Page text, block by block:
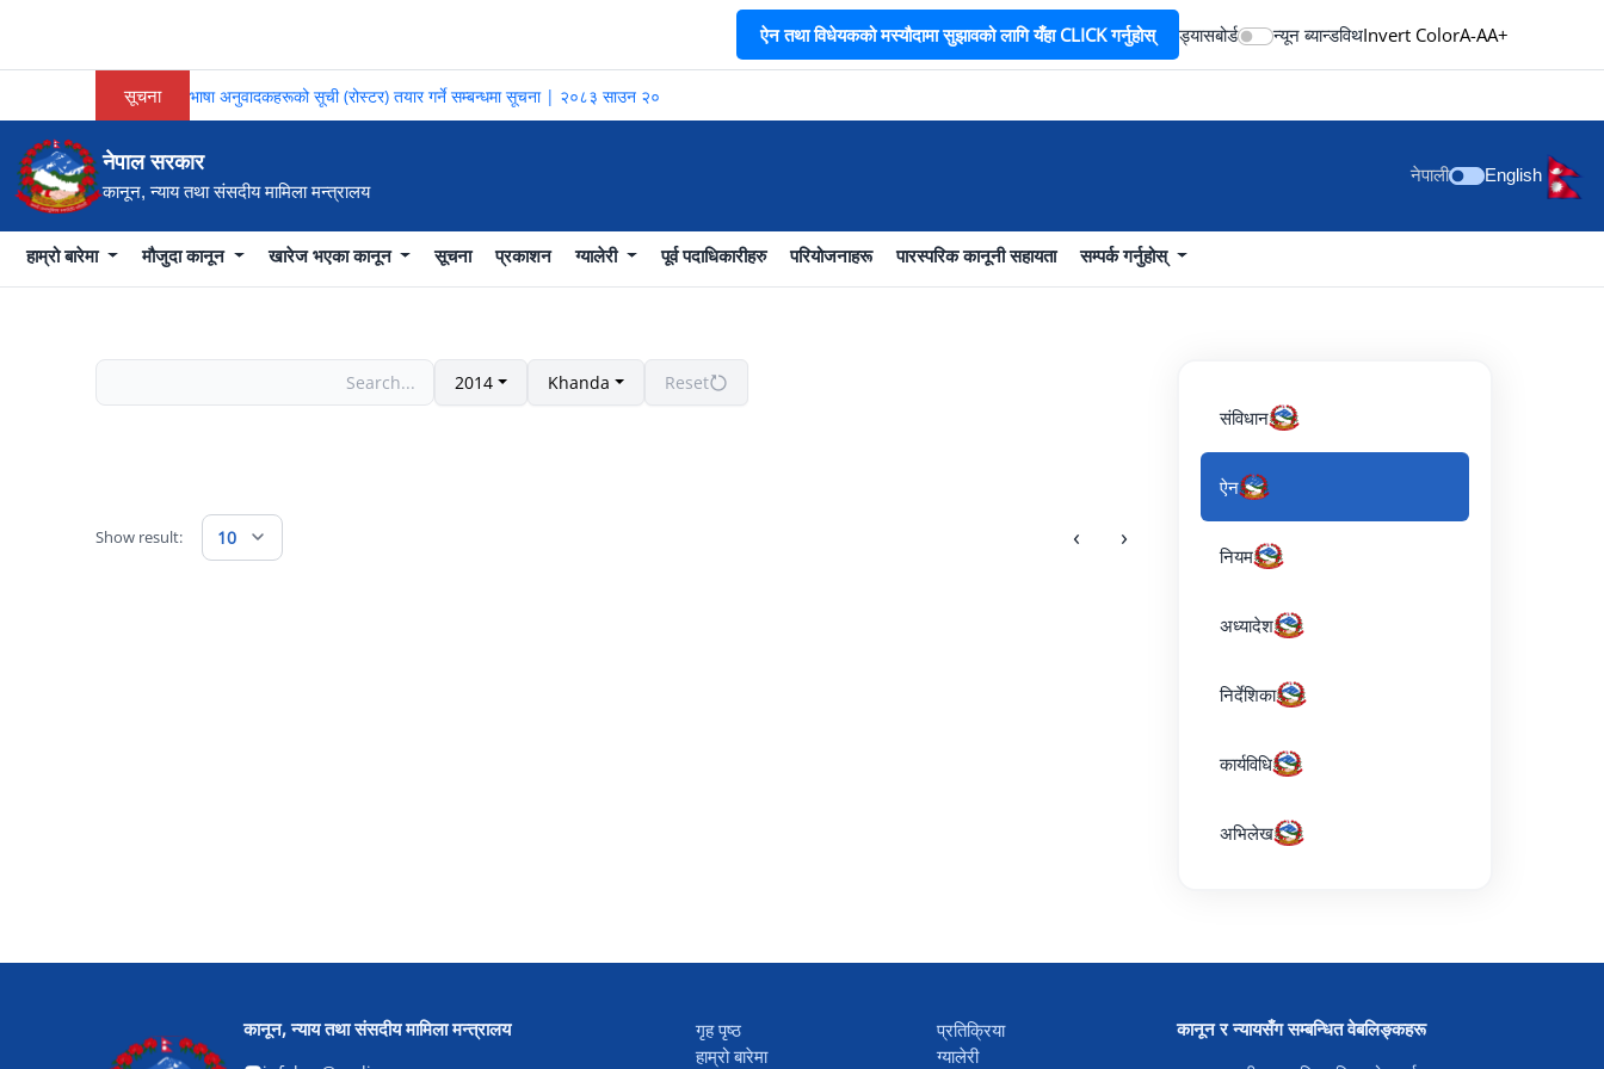
ऐन तथा विधेयकको मस्यौदामा सुझावको लागि यँहा CLICK गर्नुहोस् ड्यासबोर्ड न्यून ब्यान्डविथInvert ColorA-AA+
सूचना भाषा अनुवादकहरूको सूची (रोस्टर) तयार गर्ने सम्बन्धमा सूचना | २०८३ साउन २०
नेपाल सरकार
कानून, न्याय तथा संसदीय मामिला मन्त्रालय
नेपाली English
हाम्रो बारेमा मौजुदा कानून खारेज भएका कानून सूचना प्रकाशन ग्यालेरी पूर्व पदाधिकारीहरु परियोजनाहरू पारस्परिक कानूनी सहायता सम्पर्क गर्नुहोस्
संविधान
ऐन
नियम
अध्यादेश
निर्देशिका
कार्यविधि
अभिलेख
2014 Khanda Reset
Show result: 10 ‹ ›
कानून, न्याय तथा संसदीय मामिला मन्त्रालय
गृह पृष्ठ
हाम्रो बारेमा
प्रतिक्रिया
ग्यालेरी
कानून र न्यायसँग सम्बन्धित वेबलिङ्कहरू